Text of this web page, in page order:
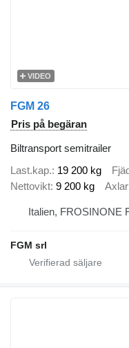
VIDEO
FGM 26
Pris på begäran
Biltransport semitrailer
Last.kap. 19 200 kg
Nettovikt 9 200 kg Axlar
Italien, FROSINONE
FGM srl